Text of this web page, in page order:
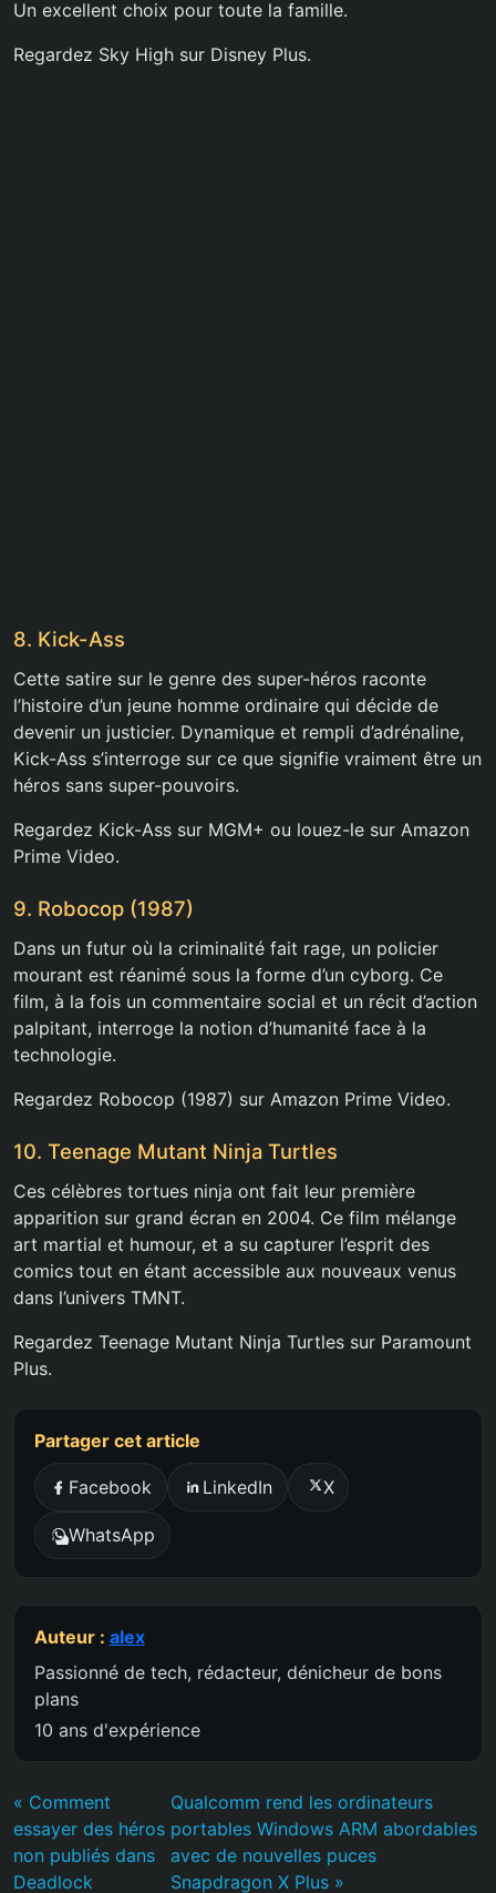
Un excellent choix pour toute la famille.
Regardez Sky High sur Disney Plus.
8. Kick-Ass
Cette satire sur le genre des super-héros raconte
l’histoire d’un jeune homme ordinaire qui décide de
devenir un justicier. Dynamique et rempli d’adrénaline,
Kick-Ass s’interroge sur ce que signifie vraiment être un
héros sans super-pouvoirs.
Regardez Kick-Ass sur MGM+ ou louez-le sur Amazon
Prime Video.
9. Robocop (1987)
Dans un futur où la criminalité fait rage, un policier
mourant est réanimé sous la forme d’un cyborg. Ce
film, à la fois un commentaire social et un récit d’action
palpitant, interroge la notion d’humanité face à la
technologie.
Regardez Robocop (1987) sur Amazon Prime Video.
10. Teenage Mutant Ninja Turtles
Ces célèbres tortues ninja ont fait leur première
apparition sur grand écran en 2004. Ce film mélange
art martial et humour, et a su capturer l’esprit des
comics tout en étant accessible aux nouveaux venus
dans l’univers TMNT.
Regardez Teenage Mutant Ninja Turtles sur Paramount
Plus.
Partager cet article
Facebook LinkedIn X
WhatsApp
Auteur : alex
Passionné de tech, rédacteur, dénicheur de bons
plans
10 ans d'expérience
« Comment
essayer des héros
non publiés dans
Deadlock
Qualcomm rend les ordinateurs
portables Windows ARM abordables
avec de nouvelles puces
Snapdragon X Plus »